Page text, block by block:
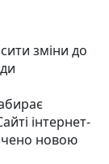
зміни до
інтернет-
новою